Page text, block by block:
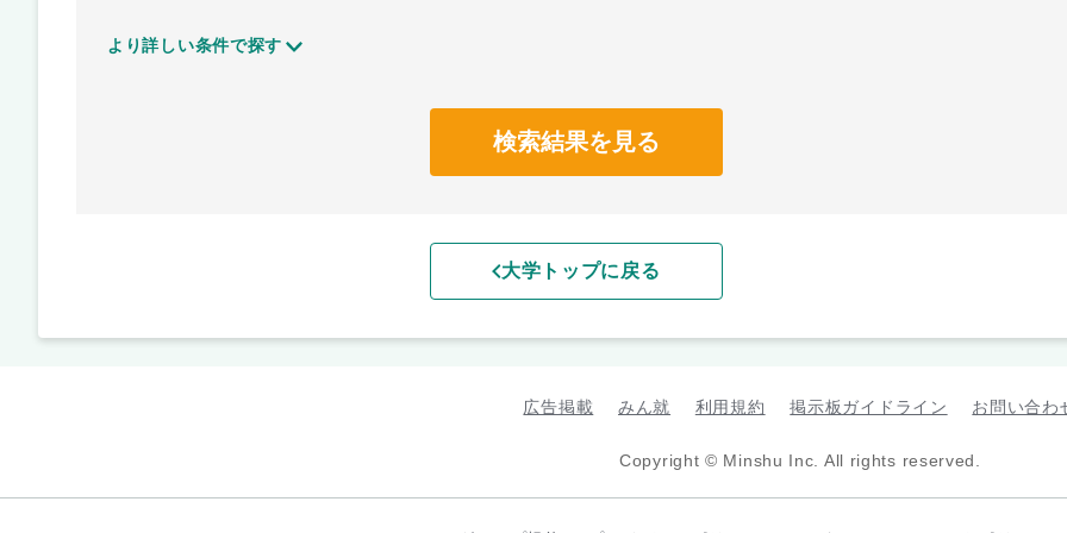
より詳しい条件で探す
検索結果を見る
大学トップに戻る
広告掲載 みん就 利用規約 掲示板ガイドライン お問い合わ
Copyright © Minshu Inc. All rights reserved.